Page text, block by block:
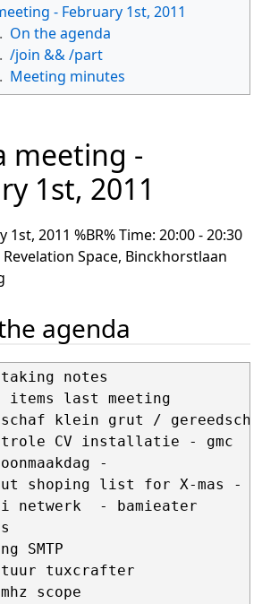
- February 1st, 2011
On the agenda
/join && /part
Meeting minutes
meeting -
1st, 2011
1st, 2011 %BR% Time: 20:00 - 20:30
Revelation Space, Binckhorstlaan
agenda
notes
items last meeting
klein grut /
CV installatie - gmc
-
shoping list for X-mas -
netwerk  - bamieater
SMTP
tuxcrafter
scope